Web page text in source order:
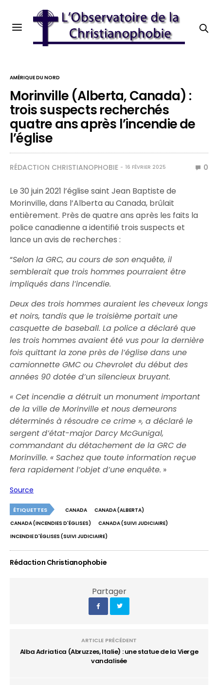
AMÉRIQUE DU NORD
Morinville (Alberta, Canada) :
trois suspects recherchés
quatre ans après l’incendie de
l’église
RÉDACTION CHRISTIANOPHOBIE 16 FÉVRIER 2025 0
Le 30 juin 2021 l’église saint Jean Baptiste de
Morinville, dans l’Alberta au Canada, brûlait
entièrement. Près de quatre ans après les faits la
police canadienne a identifié trois suspects et
lance un avis de recherches :
“Selon la GRC, au cours de son enquête, il
semblerait que trois hommes pourraient être
impliqués dans l’incendie.
Deux des trois hommes auraient les cheveux longs
et noirs, tandis que le troisième portait une
casquette de baseball. La police a déclaré que
les trois hommes avaient été vus pour la dernière
fois quittant la zone près de l’église dans une
camionnette GMC ou Chevrolet du début des
années 90 dotée d’un silencieux bruyant.
« Cet incendie a détruit un monument important
de la ville de Morinville et nous demeurons
déterminés à résoudre ce crime », a déclaré le
sergent d’état-major Darcy McGunigal,
commandant du détachement de la GRC de
Morinville. « Sachez que toute information reçue
fera rapidement l’objet d’une enquête. »
Source
ÉTIQUETTES CANADA
CANADA (ALBERTA)
CANADA (INCENDIES D'ÉGLISES)
CANADA (SUIVI JUDICIAIRE)
INCENDIE D'ÉGLISES (SUIVI JUDICIAIRE)
Rédaction Christianophobie
Partager
ARTICLE PRÉCÉDENT
Alba Adriatica (Abruzzes, Italie) : une statue de la Vierge
vandalisée